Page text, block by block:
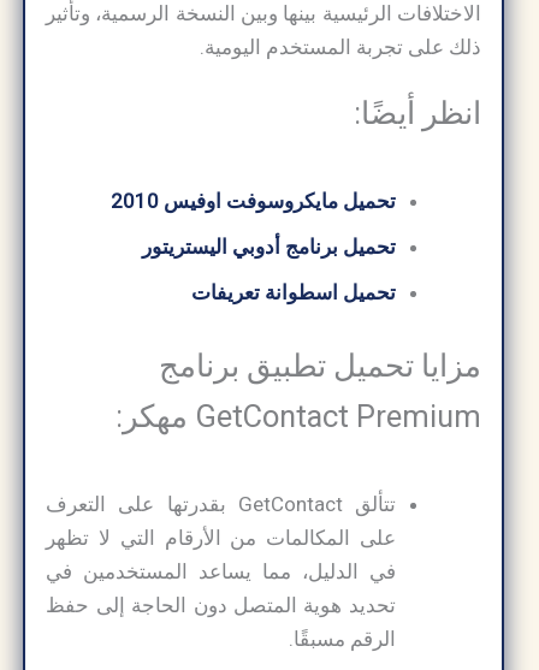
الاختلافات الرئيسية بينها وبين النسخة الرسمية، وتأثير
ذلك على تجربة المستخدم اليومية.
انظر أيضًا:
تحميل مايكروسوفت اوفيس 2010
تحميل برنامج أدوبي اليستريتور
تحميل اسطوانة تعريفات
مزايا تحميل تطبيق برنامج
GetContact Premium مهكر:
تتألق GetContact بقدرتها على التعرف
على المكالمات من الأرقام التي لا تظهر
في الدليل، مما يساعد المستخدمين في
تحديد هوية المتصل دون الحاجة إلى حفظ
الرقم مسبقًا.